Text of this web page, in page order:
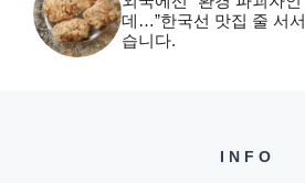
데…”한국선 맛집 줄 서
습니다.
INFO